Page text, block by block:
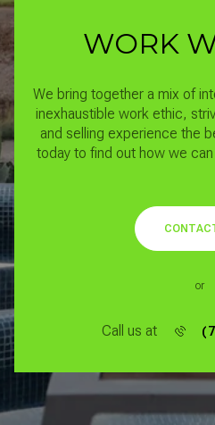
WORK
We bring together a mix of
inexhaustible work ethic,
and selling experience the
today to find out how we
or
Call us at